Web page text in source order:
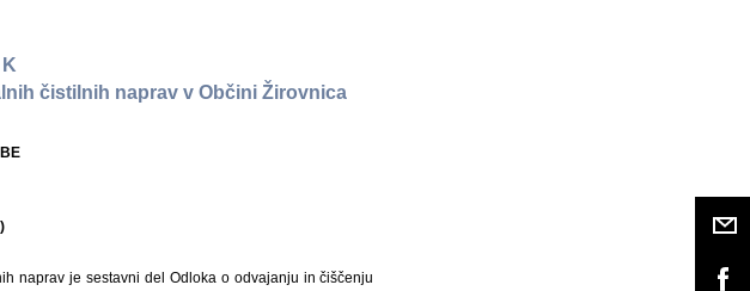
K
čistilnih naprav v Občini Žirovnica
naprav je sestavni del Odloka o odvajanju in čiščenju